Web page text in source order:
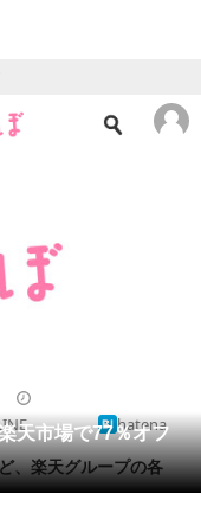
天市場で77％オフ
hatena
、楽天グループの各